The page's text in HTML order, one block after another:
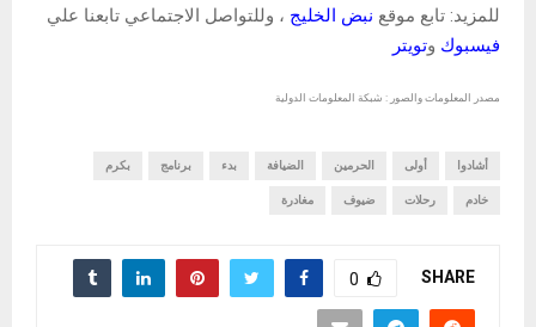
للمزيد: تابع موقع نبض الخليج ، وللتواصل الاجتماعي تابعنا علي
فيسبوك وتويتر
مصدر المعلومات والصور : شبكة المعلومات الدولية
أشادوا أولى الحرمين الضيافة بدء برنامج بكرم
خادم رحلات ضيوف مغادرة
SHARE
0